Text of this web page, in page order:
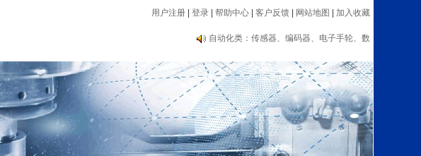
用户注册 登录 帮助中心 客户反馈 网站地图 加入收藏
编码器大品牌推荐：海德汉、内密控、欧姆
龙、光洋等
自动化类：传感器、编码器、电子手轮、数
龙、光洋等
自动化类：传感器、编码器、电子手轮、数
显表、测速器等设备